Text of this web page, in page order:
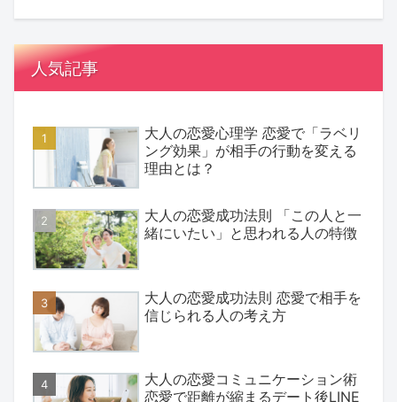
人気記事
大人の恋愛心理学 恋愛で「ラベリ
ング効果」が相手の行動を変える
理由とは？
大人の恋愛成功法則 「この人と一
緒にいたい」と思われる人の特徴
大人の恋愛成功法則 恋愛で相手を
信じられる人の考え方
大人の恋愛コミュニケーション術
恋愛で距離が縮まるデート後LINE